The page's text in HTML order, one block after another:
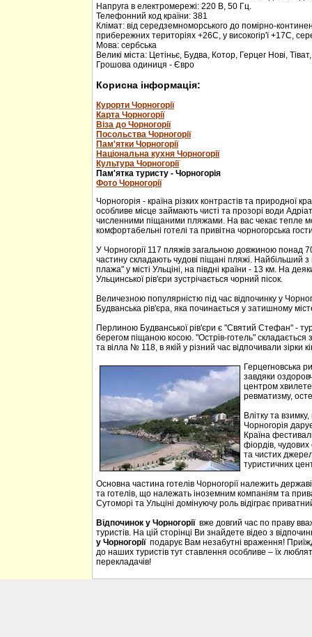
Напруга в електромережі: 220 В, 50 Гц.
Телефонний код країни: 381
Клімат: від середземноморського до помірно-
прибережних територіях +26С, у високогір'ї +17С,
Мова: сербська
Великі міста: Цетіньє, Будва, Котор, Герцег Нові,
Грошова одиниця - Євро
Корисна інформація:
Курорти Чорногорії
Карта Чорногорії
Віза до Чорногорії
Посольства Чорногорії
Пам'ятки Чорногорії
Національна кухня Чорногорії
Культура Чорногорії
Пам'ятка туристу - Чорногорія
Фото Чорногорії
Чорногорія - країна різких контрастів та природної
особливе місце займають чисті та прозорі води
численними піщаними пляжами. На вас чекає тепле
комфортабельні готелі та привітна чорногорська
У Чорногорії 117 пляжів загальною довжиною понад
частину складають чудові піщані пляжі. Найбільший
плажа" у місті Ульціні, на півдні країни - 13 км. На
Ульцинської рів'єри зустрічається чорний пісок.
Величезною популярністю під час відпочинку у
Будванська рів'єра, яка починається у затишному
Перлиною Будванської рів'єри є "Святий Стефан" -
берегом піщаною косою. "Острів-готель"
та вілла № 118, в якій у різний час відпочивали зірки
Герцегновська
завдяки
центром
ревматизму,
Влітку та
Чорногорія
Країна
фіордів, чудових
та чистих
туристичних
Основна частина готелів Чорногорії належить
та готелів, що належать іноземним компаніям та
Сутоморі та Ульціні домінуючу роль відіграє
Відпочинок у Чорногорії вже довгий час по праву
туристів. На цій сторінці Ви знайдете відео з
у Чорногоріїподарує Вам незабутні враження!
до наших туристів тут ставлення особливе – їх
перекладачів!